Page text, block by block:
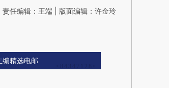
责任编辑：王端 | 版面编辑：许金玲
编精选电邮